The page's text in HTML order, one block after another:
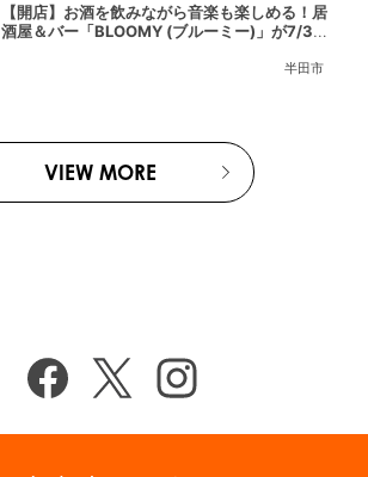
半田市
【開店】お酒を飲みながら音楽も楽しめる！居
酒屋＆バー「BLOOMY (ブルーミー)」が7/3
VIEW MORE